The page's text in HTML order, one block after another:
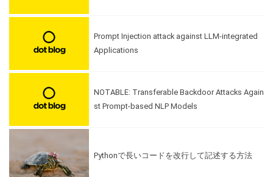
Prompt Injection attack against LLM-integrated
Applications
NOTABLE: Transferable Backdoor Attacks Again
st Prompt-based NLP Models
Pythonで長いコードを改行して記述する方法